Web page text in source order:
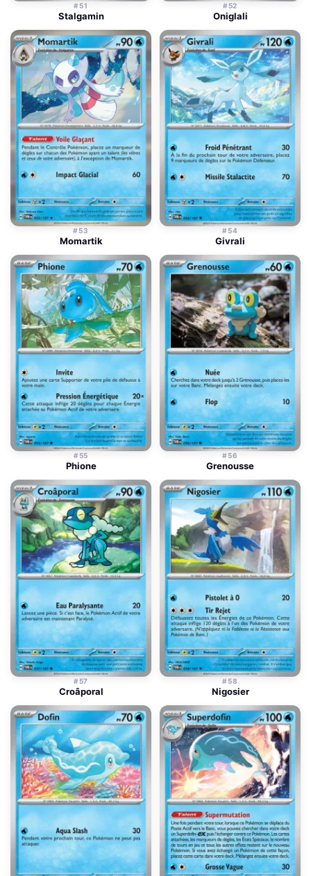
#51
Stalgamin
#52
Oniglali
#53
Momartik
#54
Givrali
#55
Phione
#56
Grenousse
#57
Croâporal
#58
Nigosier